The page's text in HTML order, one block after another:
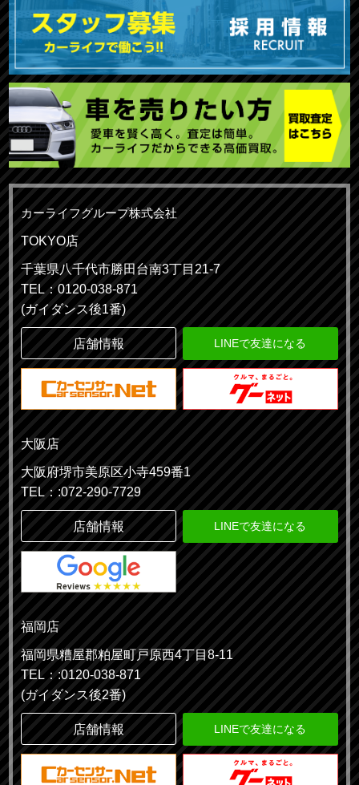
カーライフグループ株式会社
TOKYO店
千葉県八千代市勝田台南3丁目21-7
TEL：0120-038-871
(ガイダンス後1番)
店舗情報 LINEで友達になる
大阪店
大阪府堺市美原区小寺459番1
TEL：:072-290-7729
店舗情報 LINEで友達になる
福岡店
福岡県糟屋郡粕屋町戸原西4丁目8-11
TEL：:0120-038-871
(ガイダンス後2番)
店舗情報 LINEで友達になる